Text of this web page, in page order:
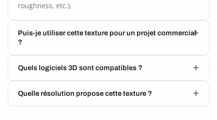
roughness, etc.).
Puis-je utiliser cette texture pour un projet commercial
?
Quels logiciels 3D sont compatibles ?
Quelle résolution propose cette texture ?